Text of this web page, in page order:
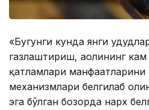
«Бугунги кунда янги
газлаштириш, аҳолининг
қатламлари манфаатларини
механизмлари белгилаб
эга бўлган бозорда нарх